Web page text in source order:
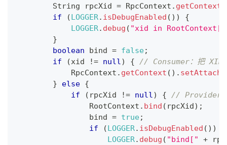
String rpcXid = RpcContext . getContext
if
(LOGGER. isDebugEnabled ( ) )
{
LOGGER. debug ( "xid in RootContext["
}
boolean bind = false;
if
(xid != null) {
// Consumer：把
RpcContext . getContext ( ) .
}
else {
if
( rpcXid != null) {
// Provider：
RootContext . bind ( rpcXid) ;
                bind
= true;
if
(LOGGER. isDebugEnabled ( ) )
LOGGER. debug ( "bind[" +